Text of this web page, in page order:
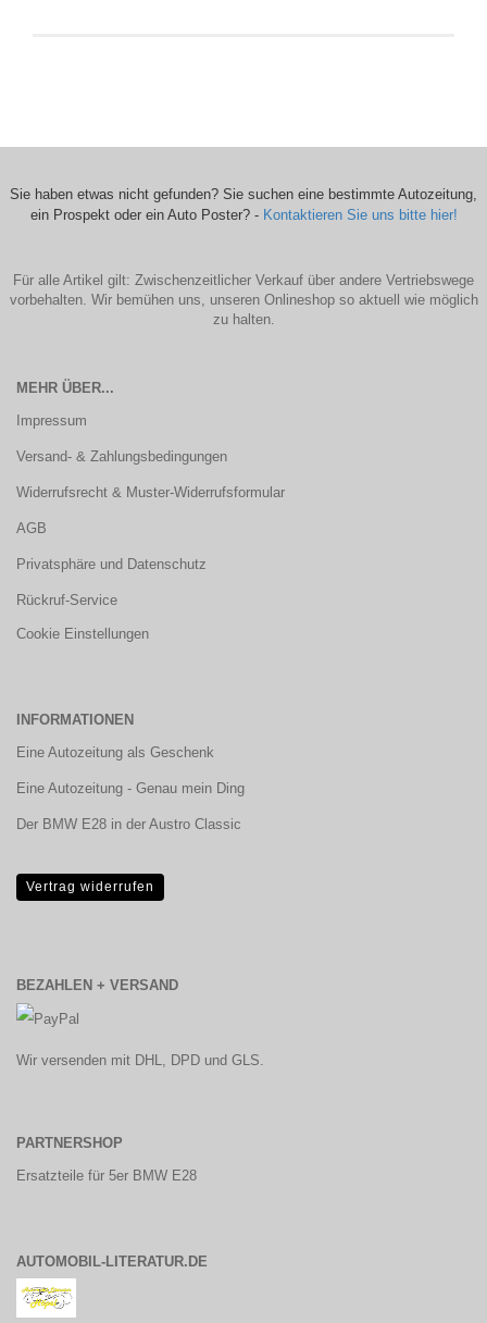
Sie haben etwas nicht gefunden? Sie suchen eine bestimmte Autozeitung,
ein Prospekt oder ein Auto Poster? - Kontaktieren Sie uns bitte hier!
Für alle Artikel gilt: Zwischenzeitlicher Verkauf über andere Vertriebswege
vorbehalten. Wir bemühen uns, unseren Onlineshop so aktuell wie möglich
zu halten.
MEHR ÜBER...
Impressum
Versand- & Zahlungsbedingungen
Widerrufsrecht & Muster-Widerrufsformular
AGB
Privatsphäre und Datenschutz
Rückruf-Service
Cookie Einstellungen
INFORMATIONEN
Eine Autozeitung als Geschenk
Eine Autozeitung - Genau mein Ding
Der BMW E28 in der Austro Classic
Vertrag widerrufen
BEZAHLEN + VERSAND
Wir versenden mit DHL, DPD und GLS.
PARTNERSHOP
Ersatzteile für 5er BMW E28
AUTOMOBIL-LITERATUR.DE